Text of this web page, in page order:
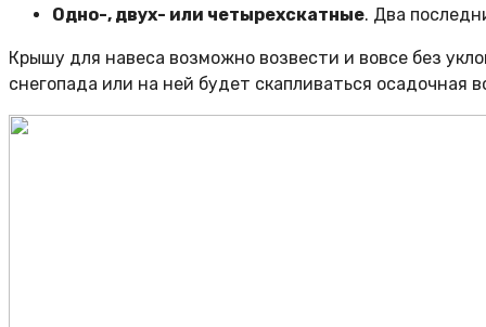
Одно-, двух- или четырехскатные. Два
Крышу для навеса возможно возвести и вовсе без
снегопада или на ней будет скапливаться осадочная